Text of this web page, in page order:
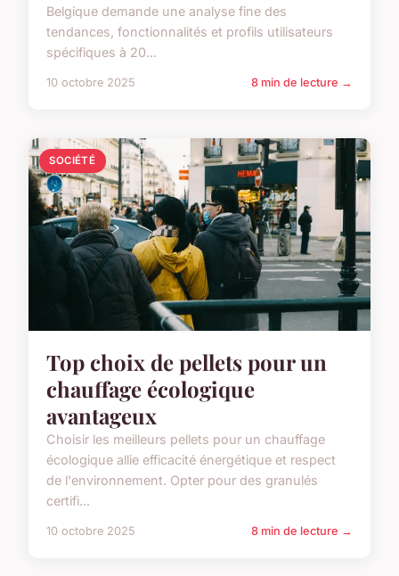
Belgique demande une analyse fine des
tendances, fonctionnalités et profils utilisateurs
spécifiques à 20...
10 octobre 2025 8 min de lecture →
SOCIÉTÉ
Top choix de pellets pour un
chauffage écologique
avantageux
Choisir les meilleurs pellets pour un chauffage
écologique allie efficacité énergétique et respect
de l'environnement. Opter pour des granulés
certifi...
10 octobre 2025 8 min de lecture →